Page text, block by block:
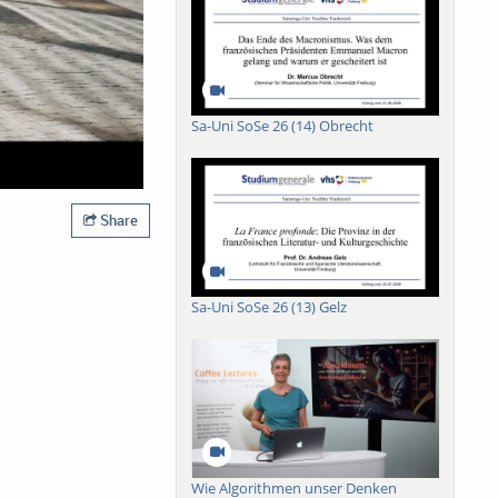
Share
Sa-Uni SoSe 26 (14) Obrecht
Sa-Uni SoSe 26 (13) Gelz
Wie Algorithmen unser Denken